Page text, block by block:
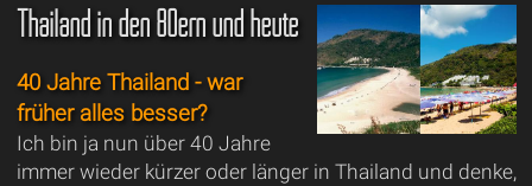
Thailand in den 80ern und heute
40 Jahre Thailand - war
früher alles besser?
Ich bin ja nun über 40 Jahre
immer wieder kürzer oder länger in Thailand und denke,